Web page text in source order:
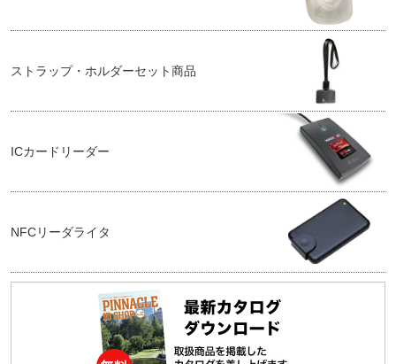
ストラップ・ホルダーセット商品
ICカードリーダー
NFCリーダライタ